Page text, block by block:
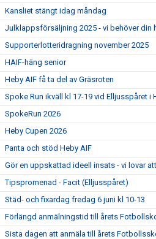
Kansliet stängt idag måndag
Julklappsförsäljning 2025 - vi behöver din
Supporterlotteridragning november 2025
HAIF-häng senior
Heby AIF få ta del av Gräsroten
Spoke Run ikväll kl 17-19 vid Elljusspåret i
SpokeRun 2026
Heby Cupen 2026
Panta och stöd Heby AIF
Gör en uppskattad ideell insats - vi lovar
Tipspromenad - Facit (Elljusspåret)
Städ- och fixardag fredag 6 juni kl 10-13
Förlängd anmälningstid till årets
Sista dagen att anmäla till årets